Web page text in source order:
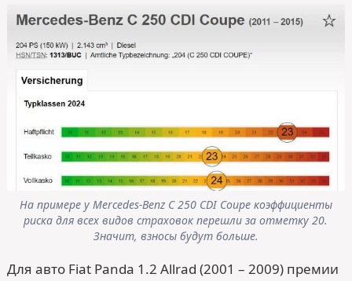
На примере у Mercedes-Benz C 250 CDI Coupe коэффициенты
риска для всех видов страховок перешли за отметку 20.
Значит, взносы будут больше.
Для авто Fiat Panda 1.2 Allrad (2001 – 2009) премии